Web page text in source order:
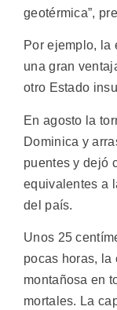
geotérmica”,
Por ejemplo, la
una gran
otro Estado
En agosto la
Dominica y
puentes y dejó
equivalentes a
del país.
Unos 25
pocas horas, la
montañosa en
mortales. La